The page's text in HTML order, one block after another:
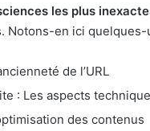
les plus
Notons-en ici quelques-
de l’URL
: Les aspects
des contenus